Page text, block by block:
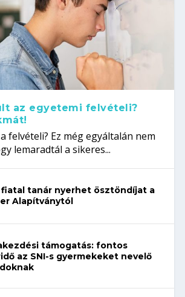
az egyetemi felvételi?
felvételi? Ez még egyáltalán nem
lemaradtál a sikeres...
fiatal tanár nyerhet ösztöndíjat a
Alapítványtól
támogatás: fontos
az SNI-s gyermekeket nevelő